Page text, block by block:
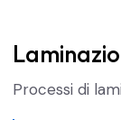
Processi di